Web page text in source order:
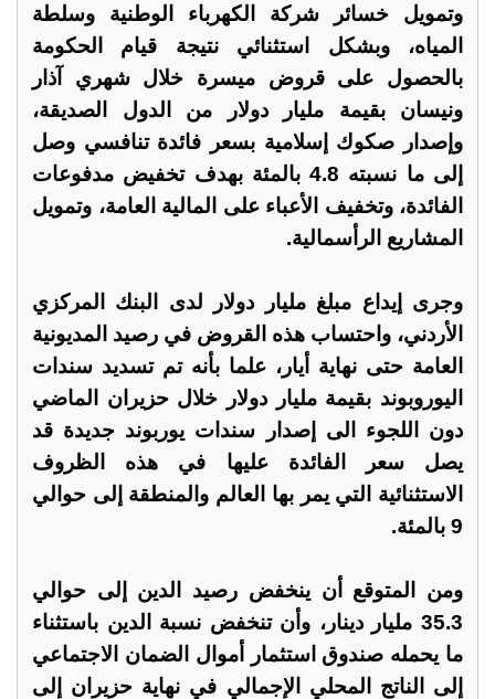
وتمويل خسائر شركة الكهرباء الوطنية وسلطة
المياه، وبشكل استثنائي نتيجة قيام الحكومة
بالحصول على قروض ميسرة خلال شهري آذار
ونيسان بقيمة مليار دولار من الدول الصديقة،
وإصدار صكوك إسلامية بسعر فائدة تنافسي وصل
إلى ما نسبته 4.8 بالمئة بهدف تخفيض مدفوعات
الفائدة، وتخفيف الأعباء على المالية العامة، وتمويل
المشاريع الرأسمالية.
وجرى إيداع مبلغ مليار دولار لدى البنك المركزي
الأردني، واحتساب هذه القروض في رصيد المديونية
العامة حتى نهاية أيار، علما بأنه تم تسديد سندات
اليوروبوند بقيمة مليار دولار خلال حزيران الماضي
دون اللجوء الى إصدار سندات يوربوند جديدة قد
يصل سعر الفائدة عليها في هذه الظروف
الاستثنائية التي يمر بها العالم والمنطقة إلى حوالي
9 بالمئة.
ومن المتوقع أن ينخفض رصيد الدين إلى حوالي
35.3 مليار دينار، وأن تنخفض نسبة الدين باستثناء
ما يحمله صندوق استثمار أموال الضمان الاجتماعي
إلى الناتج المحلي الإجمالي في نهاية حزيران إلى